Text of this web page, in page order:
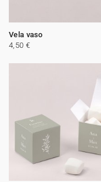
Vela vaso
4,50 €